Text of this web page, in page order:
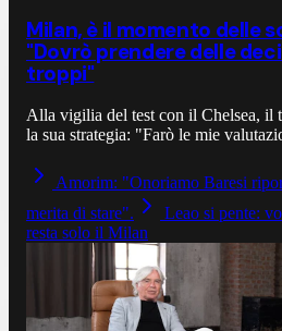
Milan, è il momento delle
"Dovrò prendere delle
troppi"
Alla vigilia del test con il Chelsea, il
la sua strategia: "Farò le mie
Amorim: "Onoriamo Baresi
merita di stare".
Leao si pente:
resta solo il Milan